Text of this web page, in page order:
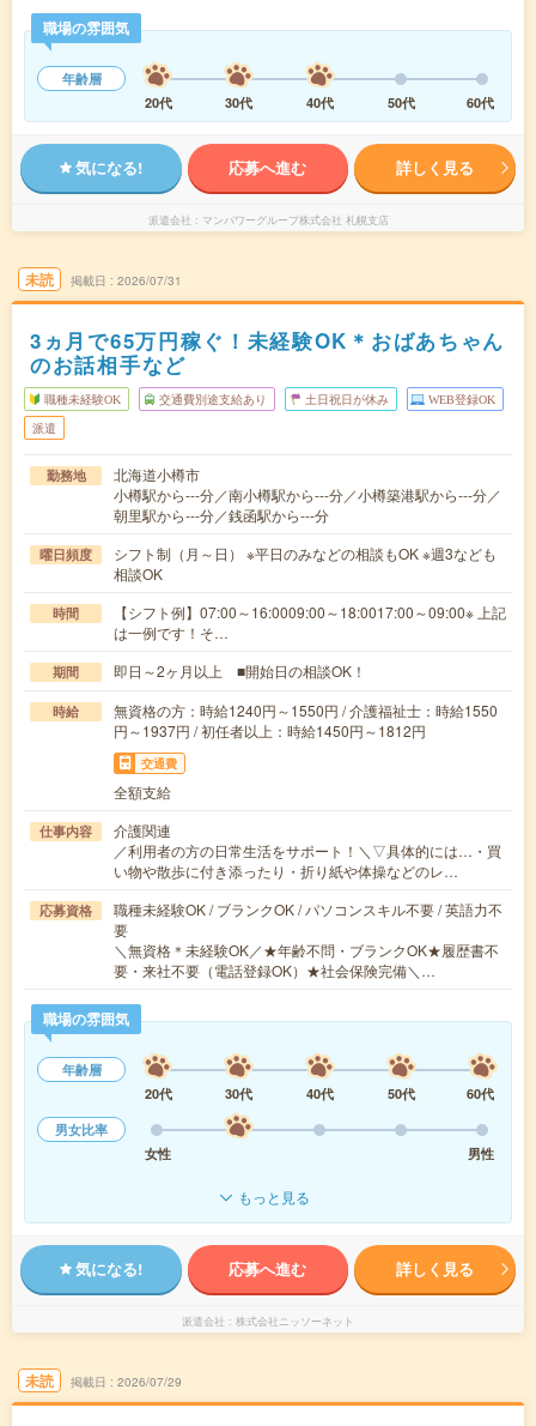
職場の雰囲気
年齢層
20代
30代 40代 50代 60代
気になる! 応募へ進む 詳しく見る
派遣会社 マンパワーグループ株式会社 札幌支店
未読 掲載日 2026/07/31
3ヵ月で65万円稼ぐ！未経験OK＊おばあちゃん
のお話相手など
職種未経験OK 交通費別途支給あり 土日祝日が休み WEB登録OK
派遣
勤務地
北海道小樽市
小樽駅から---分／南小樽駅から---分／小樽築港駅から---分／
朝里駅から---分／銭函駅から---分
曜日頻度
シフト制（月～日） ※平日のみなどの相談もOK ※週3なども
相談OK
時間
【シフト例】07:00～16:0009:00～18:0017:00～09:00※ 上記
は一例です！そ…
期間 即日～2ヶ月以上 ■開始日の相談OK！
時給
無資格の方：時給1240円～1550円 / 介護福祉士：時給1550
円～1937円 / 初任者以上：時給1450円～1812円
交通費
全額支給
仕事内容
介護関連
／利用者の方の日常生活をサポート！＼▽具体的には…・買
い物や散歩に付き添ったり・折り紙や体操などのレ…
応募資格
職種未経験OK / ブランクOK / パソコンスキル不要 / 英語力不
要
＼無資格＊未経験OK／★年齢不問・ブランクOK★履歴書不
要・来社不要（電話登録OK）★社会保険完備＼…
職場の雰囲気
年齢層
20代
30代 40代 50代
60代
男女比率
女性
男性
もっと見る
気になる! 応募へ進む 詳しく見る
派遣会社 株式会社ニッソーネット
未読 掲載日 2026/07/29